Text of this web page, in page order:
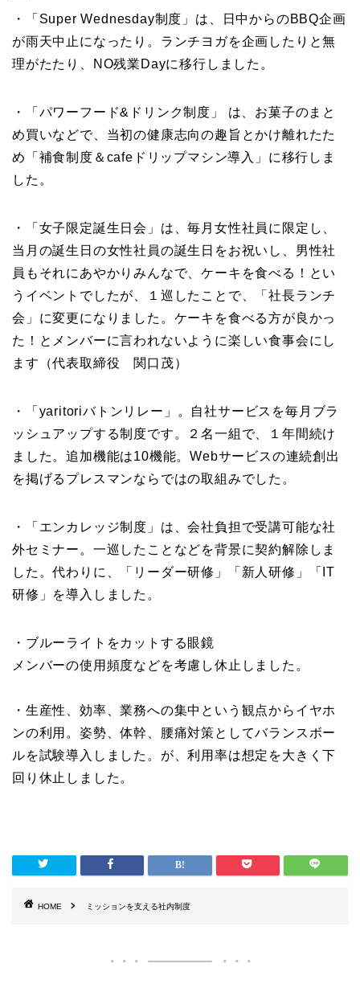
・「Super Wednesday制度」は、日中からのBBQ企画
が雨天中止になったり。ランチヨガを企画したりと無
理がたたり、NO残業Dayに移行しました。
・「パワーフード&ドリンク制度」 は、お菓子のまと
め買いなどで、当初の健康志向の趣旨とかけ離れたた
め「補食制度＆cafeドリップマシン導入」に移行しま
した。
・「女子限定誕生日会」は、毎月女性社員に限定し、
当月の誕生日の女性社員の誕生日をお祝いし、男性社
員もそれにあやかりみんなで、ケーキを食べる！とい
うイベントでしたが、１巡したことで、「社長ランチ
会」に変更になりました。ケーキを食べる方が良かっ
た！とメンバーに言われないように楽しい食事会にし
ます（代表取締役 関口茂）
・「yaritoriバトンリレー」。自社サービスを毎月ブラ
ッシュアップする制度です。２名一組で、１年間続け
ました。追加機能は10機能。Webサービスの連続創出
を掲げるプレスマンならではの取組みでした。
・「エンカレッジ制度」は、会社負担で受講可能な社
外セミナー。一巡したことなどを背景に契約解除しま
した。代わりに、「リーダー研修」「新人研修」「IT
研修」を導入しました。
・ブルーライトをカットする眼鏡
メンバーの使用頻度などを考慮し休止しました。
・生産性、効率、業務への集中という観点からイヤホ
ンの利用。姿勢、体幹、腰痛対策としてバランスボー
ルを試験導入しました。が、利用率は想定を大きく下
回り休止しました。
HOME ミッションを支える社内制度